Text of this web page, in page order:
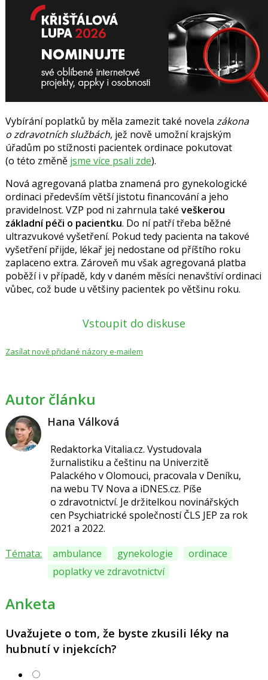
Vybírání poplatků by měla zamezittaké novela zákona
o zdravotních službách, jež nově umožní krajským
úřadům po stížnosti pacientek ordinace pokutovat
(o této změně jsme více psali zde).
Nová agregovaná platba znamená pro gynekologické
ordinaci především větší jistotu financování a jeho
pravidelnost. VZP pod ni zahrnula také veškerou
základní péči o pacientku. Do ní patří třeba běžné
ultrazvukové vyšetření. Pokud tedy pacienta na takové
vyšetření přijde, lékař jej nedostane od příštího roku
zaplaceno extra. Zároveň mu však agregovaná platba
poběží i v případě, kdy v daném měsíci nenavštíví ordinaci
vůbec, což bude u většiny pacientek po většinu roku.
Vstoupit do diskuse
Zasílat nově přidané názory e-mailem
Autor článku
Hana Válková
Redaktorka Vitalia.cz. Vystudovala
žurnalistiku a češtinu na Univerzitě
Palackého v Olomouci, pracovala v Deníku,
na webu TV Nova a iDNES.cz. Píše
o zdravotnictví. Je držitelkou novinářských
cen Psychiatrické společností ČLS JEP za rok
2021 a 2022.
Témata:
ambulance gynekologie
ordinace
poplatky ve zdravotnictví
Anketa
Uvažujete o tom, že byste zkusili léky na
hubnutí v injekcích?